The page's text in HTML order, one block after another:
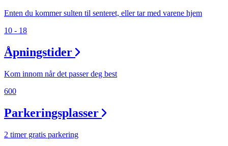
Enten du kommer sulten til senteret, eller tar med varene hjem
10 - 18
Åpningstider
Kom innom når det passer deg best
600
Parkeringsplasser
2 timer gratis parkering